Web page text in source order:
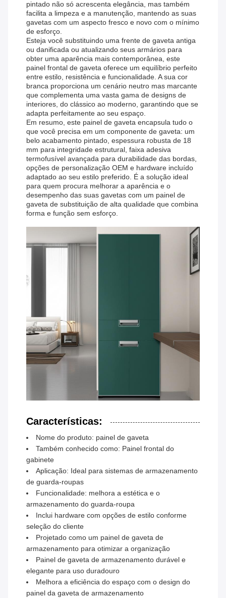
pintado não só acrescenta elegância, mas também
facilita a limpeza e a manutenção, mantendo as suas
gavetas com um aspecto fresco e novo com o mínimo
de esforço.
Esteja você substituindo uma frente de gaveta antiga
ou danificada ou atualizando seus armários para
obter uma aparência mais contemporânea, este
painel frontal de gaveta oferece um equilíbrio perfeito
entre estilo, resistência e funcionalidade. A sua cor
branca proporciona um cenário neutro mas marcante
que complementa uma vasta gama de designs de
interiores, do clássico ao moderno, garantindo que se
adapta perfeitamente ao seu espaço.
Em resumo, este painel de gaveta encapsula tudo o
que você precisa em um componente de gaveta: um
belo acabamento pintado, espessura robusta de 18
mm para integridade estrutural, faixa adesiva
termofusível avançada para durabilidade das bordas,
opções de personalização OEM e hardware incluído
adaptado ao seu estilo preferido. É a solução ideal
para quem procura melhorar a aparência e o
desempenho das suas gavetas com um painel de
gaveta de substituição de alta qualidade que combina
forma e função sem esforço.
Características:
Nome do produto: painel de gaveta
Também conhecido como: Painel frontal do
gabinete
Aplicação: Ideal para sistemas de armazenamento
de guarda-roupas
Funcionalidade: melhora a estética e o
armazenamento do guarda-roupa
Inclui hardware com opções de estilo conforme
seleção do cliente
Projetado como um painel de gaveta de
armazenamento para otimizar a organização
Painel de gaveta de armazenamento durável e
elegante para uso duradouro
Melhora a eficiência do espaço com o design do
painel da gaveta de armazenamento